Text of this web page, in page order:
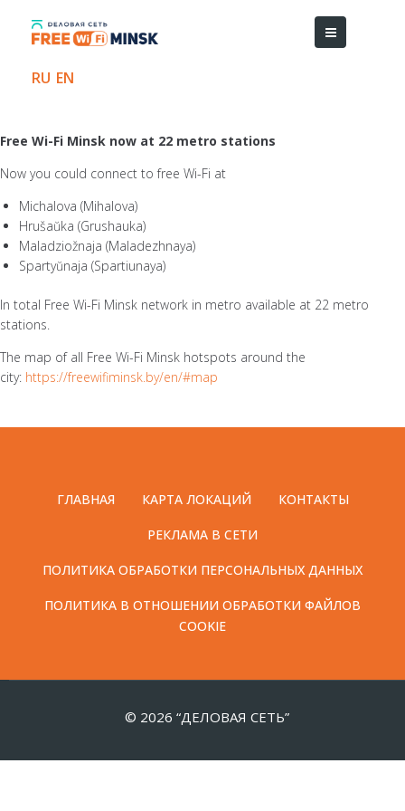
RU EN
Free Wi-Fi Minsk now at 22 metro stations
Now you could connect to free Wi-Fi at
Michalova (Mihalova)
Hrušaŭka (Grushauka)
Maladziožnaja (Maladezhnaya)
Spartyŭnaja (Spartiunaya)
In total Free Wi-Fi Minsk network in metro available at 22 metro
stations.
The map of all Free Wi-Fi Minsk hotspots around the
city: https://freewifiminsk.by/en/#map
ГЛАВНАЯ КАРТА ЛОКАЦИЙ КОНТАКТЫ
РЕКЛАМА В СЕТИ
ПОЛИТИКА ОБРАБОТКИ ПЕРСОНАЛЬНЫХ ДАННЫХ
ПОЛИТИКА В ОТНОШЕНИИ ОБРАБОТКИ ФАЙЛОВ
COOKIE
© 2026 “ДЕЛОВАЯ СЕТЬ”